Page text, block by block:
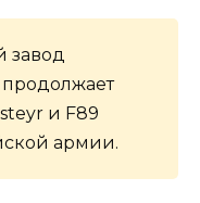
завод
и F89
армии.